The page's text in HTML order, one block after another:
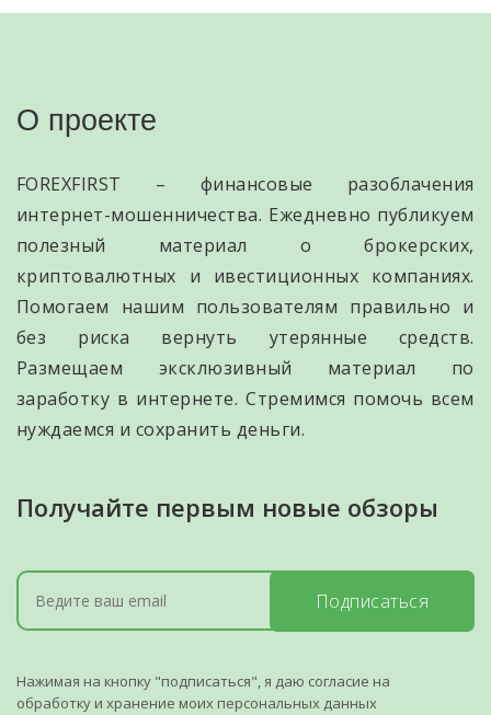
О проекте
FOREXFIRST – финансовые разоблачения
интернет-мошенничества. Ежедневно публикуем
полезный материал о брокерских,
криптовалютных и ивестиционных компаниях.
Помогаем нашим пользователям правильно и
без риска вернуть утерянные средств.
Размещаем эксклюзивный материал по
заработку в интернете. Стремимся помочь всем
нуждаемся и сохранить деньги.
Получайте первым новые обзоры
Подписаться
Нажимая на кнопку "подписаться", я даю согласие на
обработку и хранение моих персональных данных